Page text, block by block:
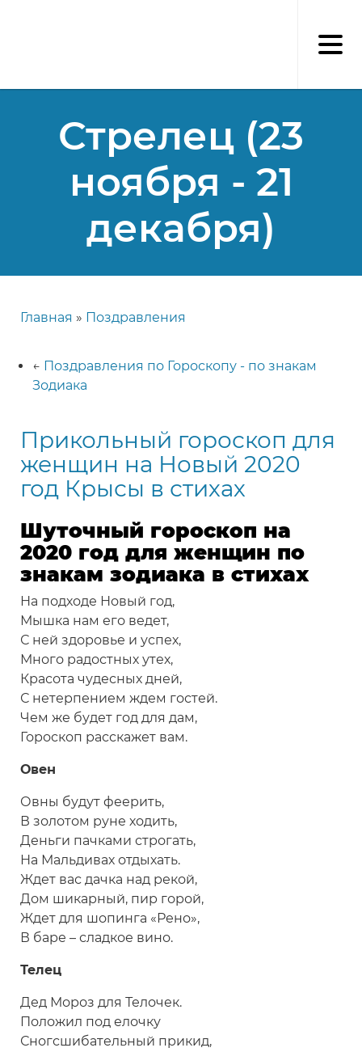
Стрелец (23
ноября - 21
декабря)
навигации
Главная Поздравления
← Поздравления по Гороскопу - по знакам
Зодиака
Прикольный гороскоп для
женщин на Новый 2020
год Крысы в стихах
Шуточный гороскоп на
2020 год для женщин по
знакам зодиака в стихах
На подходе Новый год,
Мышка нам его ведет,
С ней здоровье и успех,
Много радостных утех,
Красота чудесных дней,
С нетерпением ждем гостей.
Чем же будет год для дам,
Гороскоп расскажет вам.
Овен
Овны будут феерить,
В золотом руне ходить,
Деньги пачками строгать,
На Мальдивах отдыхать.
Ждет вас дачка над рекой,
Дом шикарный, пир горой,
Ждет для шопинга «Рено»,
В баре – сладкое вино.
Телец
Дед Мороз для Телочек.
Положил под елочку
Сногсшибательный прикид,